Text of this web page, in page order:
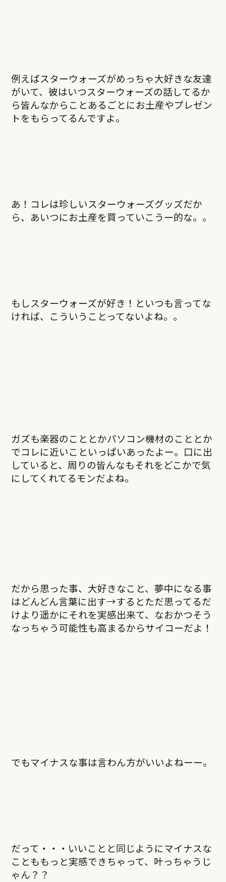
例えばスターウォーズがめっちゃ大好きな友達
がいて、彼はいつスターウォーズの話してるか
ら皆んなからことあるごとにお土産やプレゼン
トをもらってるんですよ。
あ！コレは珍しいスターウォーズグッズだか
ら、あいつにお土産を買っていこうー的な。。
もしスターウォーズが好き！といつも言ってな
ければ、こういうことってないよね。。
ガズも楽器のこととかパソコン機材のこととか
でコレに近いこといっぱいあったよー。口に出
していると、周りの皆んなもそれをどこかで気
にしてくれてるモンだよね。
だから思った事、大好きなこと、夢中になる事
はどんどん言葉に出す→するとただ思ってるだ
けより遥かにそれを実感出来て、なおかつそう
なっちゃう可能性も高まるからサイコーだよ！
でもマイナスな事は言わん方がいいよねーー。
だって・・・いいことと同じようにマイナスな
ことももっと実感できちゃって、叶っちゃうじ
ゃん？？